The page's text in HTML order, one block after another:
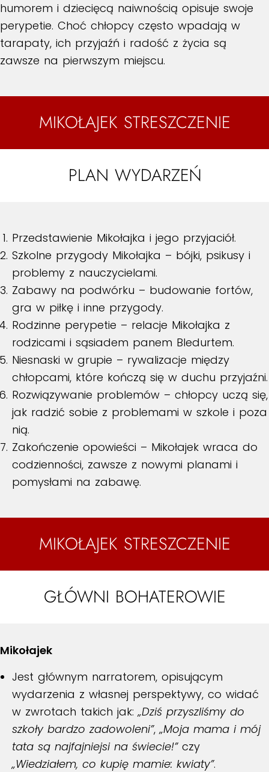
humorem i dziecięcą naiwnością opisuje swoje
perypetie. Choć chłopcy często wpadają w
tarapaty, ich przyjaźń i radość z życia są
zawsze na pierwszym miejscu.
MIKOŁAJEK STRESZCZENIE
PLAN WYDARZEŃ
Przedstawienie Mikołajka i jego przyjaciół.
Szkolne przygody Mikołajka – bójki, psikusy i
problemy z nauczycielami.
Zabawy na podwórku – budowanie fortów,
gra w piłkę i inne przygody.
Rodzinne perypetie – relacje Mikołajka z
rodzicami i sąsiadem panem Bledurtem.
Niesnaski w grupie – rywalizacje między
chłopcami, które kończą się w duchu przyjaźni.
Rozwiązywanie problemów – chłopcy uczą się,
jak radzić sobie z problemami w szkole i poza
nią.
Zakończenie opowieści – Mikołajek wraca do
codzienności, zawsze z nowymi planami i
pomysłami na zabawę.
MIKOŁAJEK STRESZCZENIE
GŁÓWNI BOHATEROWIE
Mikołajek
Jest głównym narratorem, opisującym
wydarzenia z własnej perspektywy, co widać
w zwrotach takich jak:„Dziś przyszliśmy do
szkoły bardzo zadowoleni”,„Moja mama i mój
tata są najfajniejsi na świecie!”czy
„Wiedziałem, co kupię mamie: kwiaty”.